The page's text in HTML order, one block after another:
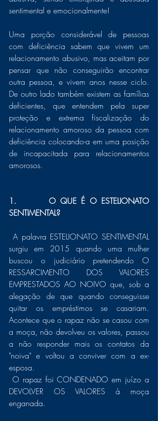
sentimental e emocionalmente!
Uma porção considerável de pessoas
com deficiência sabem que vivem um
relacionamento abusivo, mas aceitam por
pensar que não conseguirão encontrar
outra pessoa, e vivem anos nesse ciclo.
De outro lado também existem as famílias
deficientes, que entendem pela super
proteção e extrema fiscalização do
relacionamento amoroso da pessoa com
deficiência colocando-a em uma posição
de incapacitada para relacionamentos
amorosos.
1.       O QUE É O ESTELIONATO
SENTIMENTAL?
surgiu em 2015 quando uma mulher
buscou o judiciário pretendendo O
RESSARCIMENTO DOS VALORES
EMPRESTADOS AO NOIVO que, sob a
alegação de que quando conseguisse
quitar os empréstimos se casariam.
Acontece que o rapaz não se casou com
a moça, não devolveu os valores, passou
a não responder mais os contatos da
"noiva" e voltou a conviver com a ex-
esposa.
DEVOLVER OS VALORES à moça
enganada.